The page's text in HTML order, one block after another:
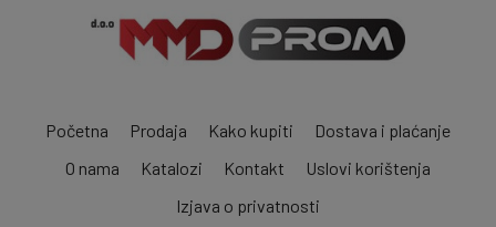
Početna Prodaja Kako kupiti
Dostava i plaćanje
O nama
Katalozi Kontakt
Uslovi korištenja
Izjava o privatnosti